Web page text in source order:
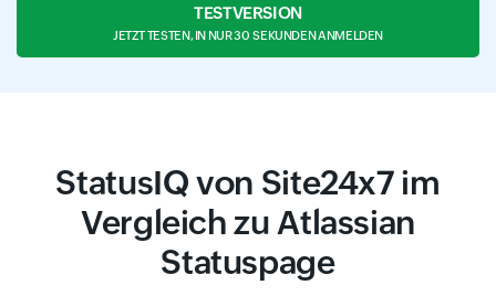
TESTVERSION
JETZT TESTEN, IN NUR 30 SEKUNDEN ANMELDEN
StatusIQ von Site24x7 im
Vergleich zu Atlassian
Statuspage